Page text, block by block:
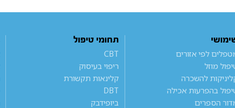
לפי אזורים
מוזל
להשכרה
בהפרעות אכילה
הספרים
תחומי טיפול
CBT
ריפוי בעיסוק
קלינאות תקשורת
DBT
ביופידבק